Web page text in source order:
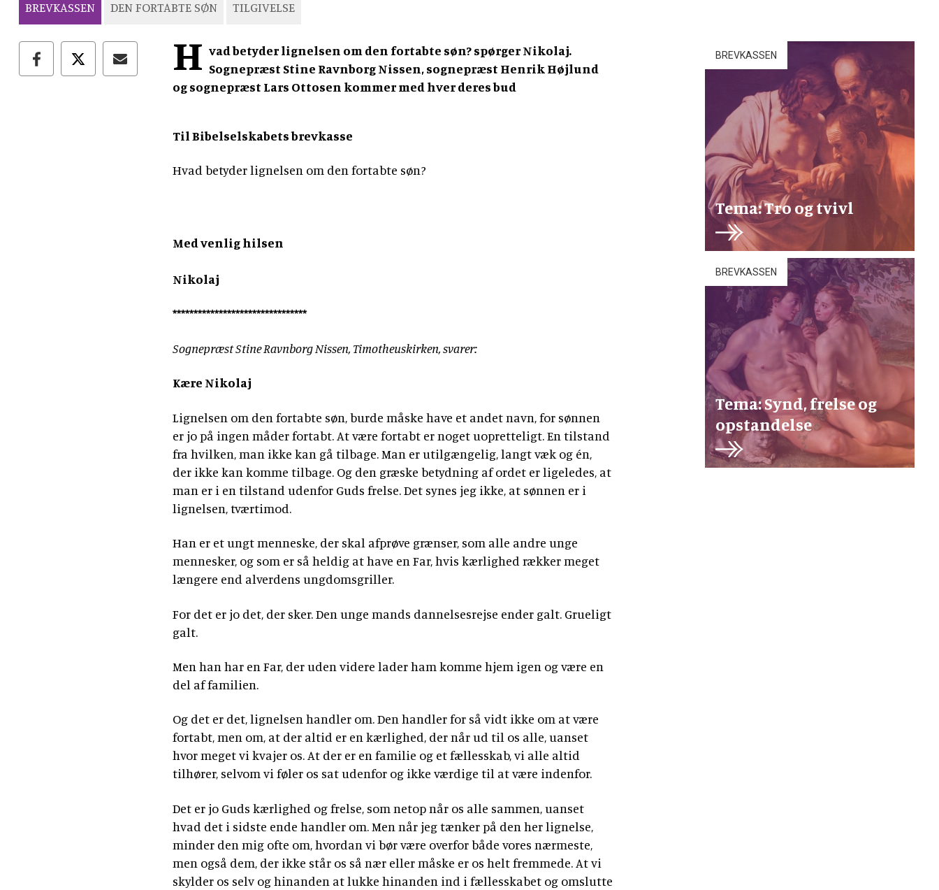
BREVKASSEN DEN FORTABTE SØN TILGIVELSE
H vad betyder lignelsen om den fortabte søn? spørger Nikolaj.
Sognepræst Stine Ravnborg Nissen, sognepræst Henrik Højlund
og sognepræst Lars Ottosen kommer med hver deres bud
Til Bibelselskabets brevkasse
Hvad betyder lignelsen om den fortabte søn?
Med venlig hilsen
Nikolaj
********************************
Sognepræst Stine Ravnborg Nissen, Timotheuskirken, svarer:
Kære Nikolaj
Lignelsen om den fortabte søn, burde måske have et andet navn, for sønnen
er jo på ingen måder fortabt. At være fortabt er noget uopretteligt. En tilstand
fra hvilken, man ikke kan gå tilbage. Man er utilgængelig, langt væk og én,
der ikke kan komme tilbage. Og den græske betydning af ordet er ligeledes, at
man er i en tilstand udenfor Guds frelse. Det synes jeg ikke, at sønnen er i
lignelsen, tværtimod.
Han er et ungt menneske, der skal afprøve grænser, som alle andre unge
mennesker, og som er så heldig at have en Far, hvis kærlighed rækker meget
længere end alverdens ungdomsgriller.
For det er jo det, der sker. Den unge mands dannelsesrejse ender galt. Grueligt
galt.
Men han har en Far, der uden videre lader ham komme hjem igen og være en
del af familien.
Og det er det, lignelsen handler om. Den handler for så vidt ikke om at være
fortabt, men om, at der altid er en kærlighed, der når ud til os alle, uanset
hvor meget vi kvajer os. At der er en familie og et fællesskab, vi alle altid
tilhører, selvom vi føler os sat udenfor og ikke værdige til at være indenfor.
Det er jo Guds kærlighed og frelse, som netop når os alle sammen, uanset
hvad det i sidste ende handler om. Men når jeg tænker på den her lignelse,
minder den mig ofte om, hvordan vi bør være overfor både vores nærmeste,
men også dem, der ikke står os så nær eller måske er os helt fremmede. At vi
skylder os selv og hinanden at lukke hinanden ind i fællesskabet og omslutte
BREVKASSEN
Tema: Tro og tvivl
BREVKASSEN
Tema: Synd, frelse og
opstandelse